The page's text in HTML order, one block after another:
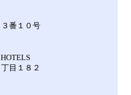
番１０号
目１８２